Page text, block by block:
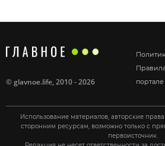
портале
©glavnoe.life, 2010 - 2026
Использование материалов, авторские
сторонним ресурсам, возможно только с
первоисточник.